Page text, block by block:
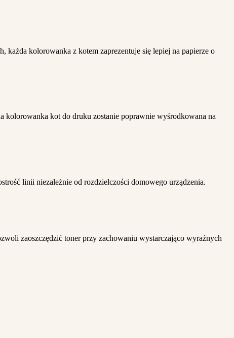
kolorowanka z kotem zaprezentuje się lepiej na papierze o
kolorowanka kot do druku zostanie poprawnie wyśrodkowana na
linii niezależnie od rozdzielczości domowego urządzenia.
zaoszczędzić toner przy zachowaniu wystarczająco wyraźnych